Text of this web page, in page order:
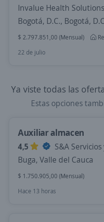
Invalue Health Solutions
Bogotá, D.C., Bogotá,
$ 2.797.851,00 (Mensual)
22 de julio
Ya viste todas las
Estas opciones
Auxiliar almacen
4,5
S&A
Buga, Valle del Cauca
$ 1.750.905,00 (Mensual)
Hace 13 horas